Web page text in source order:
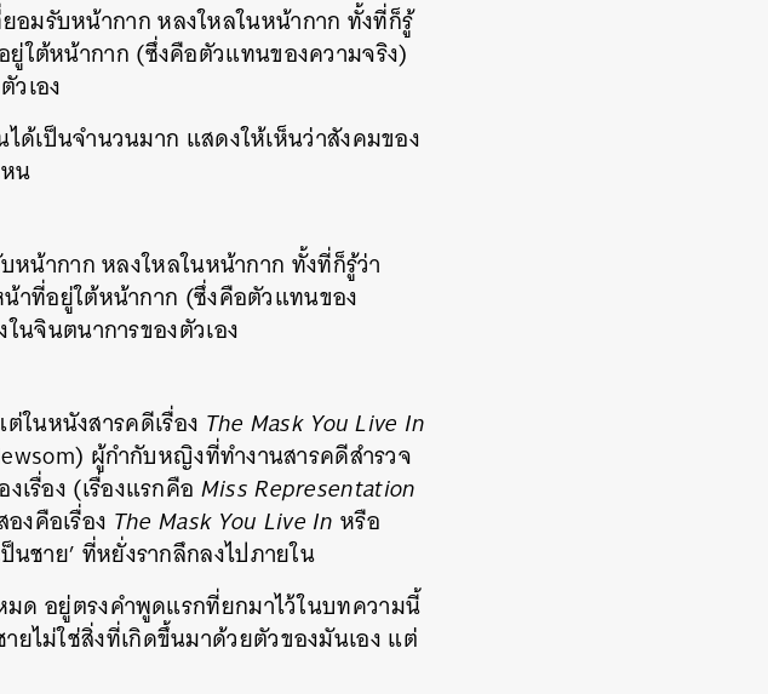
อมรับหน้ากาก หลงใหลในหน้ากาก ทั้งที่ก็รู้
ใต้หน้ากาก (ซึ่งคือตัวแทนของความจริง)
เอง
เป็นจำนวนมาก แสดงให้เห็นว่าสังคมของ
น
หน้ากาก หลงใหลในหน้ากาก ทั้งที่ก็รู้ว่า
าที่อยู่ใต้หน้ากาก (ซึ่งคือตัวแทนของ
นจินตนาการของตัวเอง
ในหนังสารคดีเรื่อง The Mask You Live In
ผู้กำกับหญิงที่ทำงานสารคดีสำรวจ
เรื่อง (เรื่องแรกคือ Miss Representation
งคือเรื่อง The Mask You Live In หรือ
นชาย’ ที่หยั่งรากลึกลงไปภายใน
ด อยู่ตรงคำพูดแรกที่ยกมาไว้ในบทความนี้
ยไม่ใช่สิ่งที่เกิดขึ้นมาด้วยตัวของมันเอง แต่